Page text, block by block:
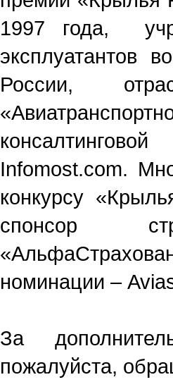
1997 года,
эксплуатантов
России,
Infomost.com.
конкурсу
спонсор
номинации –
За
пожалуйста,